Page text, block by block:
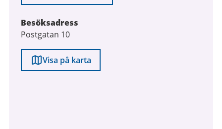
Besöksadress
Postgatan 10
Visa på karta